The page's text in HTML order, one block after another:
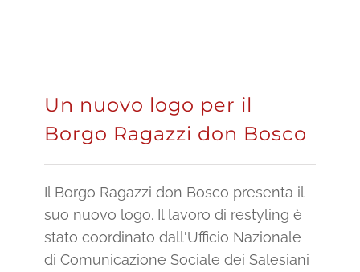
Un nuovo logo per il
Borgo Ragazzi don Bosco
Il Borgo Ragazzi don Bosco presenta il
suo nuovo logo. Il lavoro di restyling è
stato coordinato dall'Ufficio Nazionale
di Comunicazione Sociale dei Salesiani